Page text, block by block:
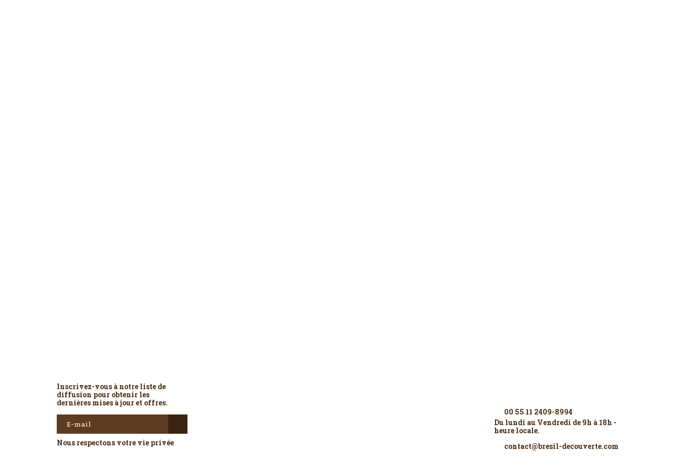
Inscrivez-vous à notre liste de
diffusion pour obtenir les
dernières mises à jour et offres.
Nous respectons votre vie privée
00 55 11 2409-8994
Du lundi au Vendredi de 9h à 18h -
heure locale.
contact@bresil-decouverte.com